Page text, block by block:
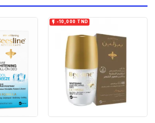
 -10,000 TND